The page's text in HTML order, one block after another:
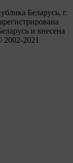
Беларусь, г.
и внесена
2021